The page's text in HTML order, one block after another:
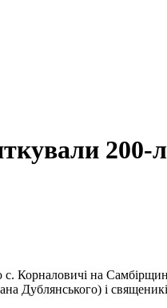
200-
Корналовичі на
Дублянського) і